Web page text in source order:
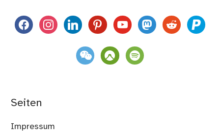
facebookinstagramlinkedinpinterestyoutubemastodon
reddit paypal
weixin komootspotify
Seiten
Impressum